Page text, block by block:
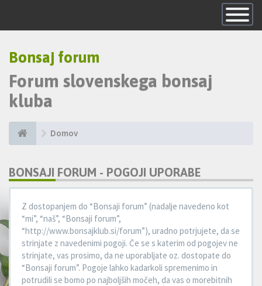
Skrij
navigacijo
Bonsaj forum
Forum slovenskega bonsaj
kluba
Domov
BONSAJI FORUM - POGOJI UPORABE
Z dostopanjem do “Bonsaji forum” (nadalje navedeno kot
“mi”, “naš”, “Bonsaji forum”,
“http://www.bonsajklub.si/forum”), uradno potrjujete, da se
strinjate z navedenimi pogoji. Če se s katerim od pogojev ne
strinjate, vas prosimo, da ne uporabljate oz. dostopate do
“Bonsaji forum”. Pogoje lahko kadarkoli spremenimo in
potrudili se bomo po najboljših močeh, da vas o morebitnih